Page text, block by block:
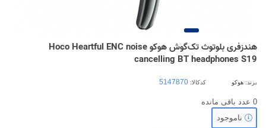
هندزفری بلوتوث تک‌گوش هوکو Hoco Heartful ENC noise
cancelling BT headphones S19
برند: هوکو کدکالا:
0 عدد باقی مانده
ناموجود